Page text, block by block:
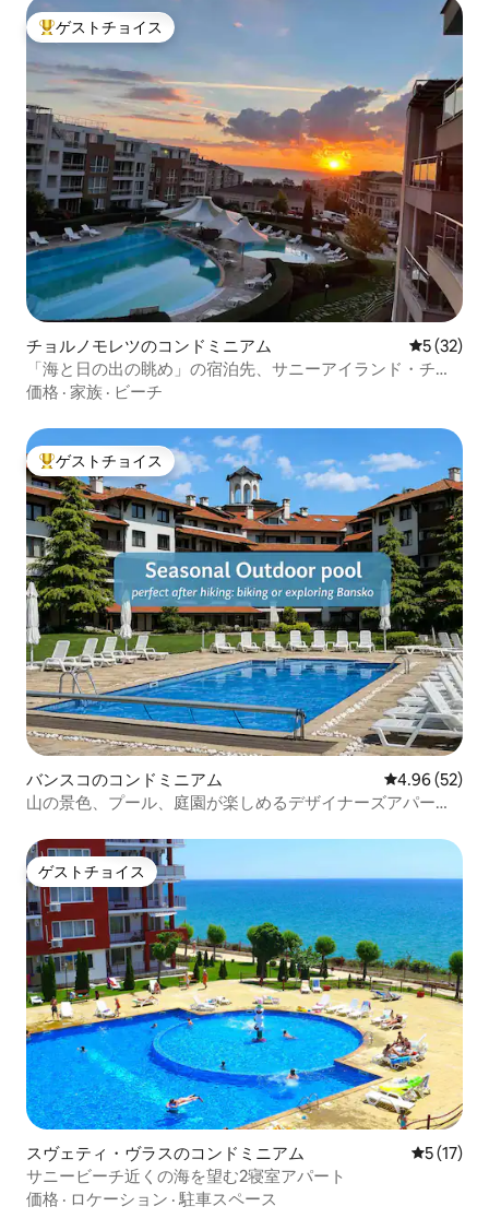
大好評のゲストチョイスです。
ゲストチョイス
チョルノモレツのコンドミニアム レビュー
5 (32)
「海と日の出の眺め」の宿泊先、サニーアイランド・チェ
ルノモレツ
価格 · 家族 · ビーチ
大好評のゲストチョイスです。
ゲストチョイス
バンスコのコンドミニアム レビュー52
4.96 (52)
山の景色、プール、庭園が楽しめるデザイナーズアパート
ゲストチョイス
ゲストチョイス
スヴェティ・ヴラスのコンドミニアム レビュー
5 (17)
サニービーチ近くの海を望む2寝室アパート
価格 · ロケーション ·駐車スペース